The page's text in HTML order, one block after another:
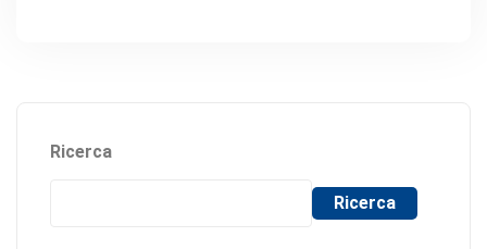
Ricerca
Ricerca